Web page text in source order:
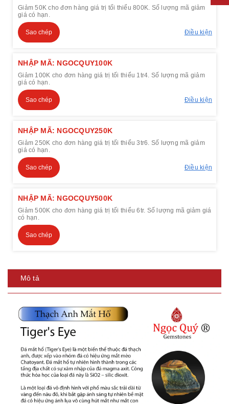
Giảm 50K cho đơn hàng giá trị tối thiểu 800K. Số lượng mã giảm
giá có hạn.
Sao chép Điều kiện
NHẬP MÃ: NGOCQUY100K
Giảm 100K cho đơn hàng giá trị tối thiểu 1tr4. Số lượng mã giảm
giá có hạn.
Sao chép Điều kiện
NHẬP MÃ: NGOCQUY250K
Giảm 250K cho đơn hàng giá trị tối thiểu 3tr6. Số lượng mã giảm
giá có hạn.
Sao chép Điều kiện
NHẬP MÃ: NGOCQUY500K
Giảm 500K cho đơn hàng giá trị tối thiểu 6tr. Số lượng mã giảm giá
có hạn.
Sao chép
Mô tả